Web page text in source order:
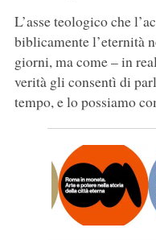
L’asse teologico che
biblicamente l’eternità
giorni, ma come – in
verità gli consentì di
tempo, e lo possiamo